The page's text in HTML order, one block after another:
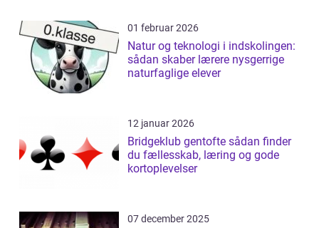
01 februar 2026
Natur og teknologi i indskolingen:
sådan skaber lærere nysgerrige
naturfaglige elever
12 januar 2026
Bridgeklub gentofte sådan finder
du fællesskab, læring og gode
kortoplevelser
07 december 2025